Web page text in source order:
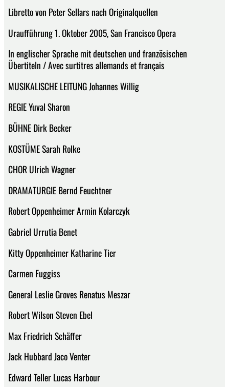
Libretto von Peter Sellars nach Originalquellen
Uraufführung 1. Oktober 2005, San Francisco Opera
In englischer Sprache mit deutschen und französischen
Übertiteln / Avec surtitres allemands et français
MUSIKALISCHE LEITUNG Johannes Willig
REGIE Yuval Sharon
BÜHNE Dirk Becker
KOSTÜME Sarah Rolke
CHOR Ulrich Wagner
DRAMATURGIE Bernd Feuchtner
Robert Oppenheimer Armin Kolarczyk
Gabriel Urrutia Benet
Kitty Oppenheimer Katharine Tier
Carmen Fuggiss
General Leslie Groves Renatus Meszar
Robert Wilson Steven Ebel
Max Friedrich Schäffer
Jack Hubbard Jaco Venter
Edward Teller Lucas Harbour